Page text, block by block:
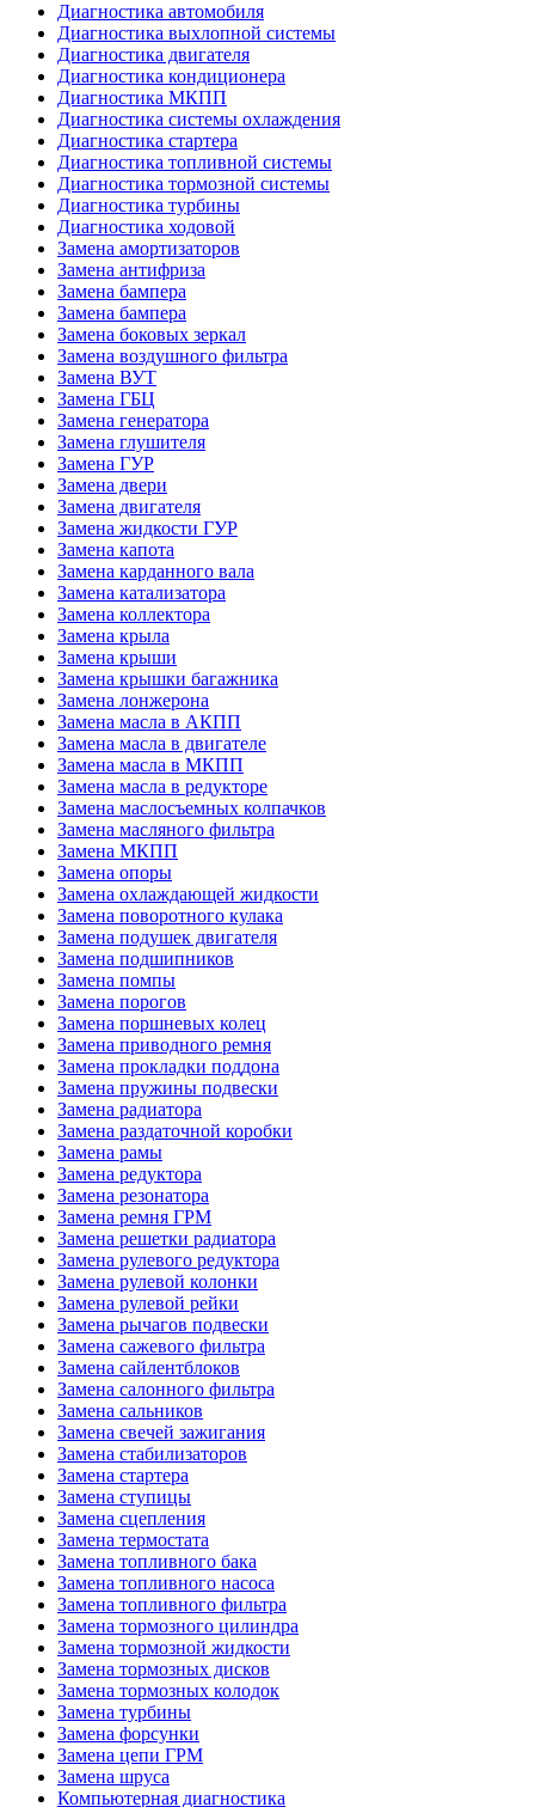
Диагностика автомобиля
Диагностика выхлопной системы
Диагностика двигателя
Диагностика кондиционера
Диагностика МКПП
Диагностика системы охлаждения
Диагностика стартера
Диагностика топливной системы
Диагностика тормозной системы
Диагностика турбины
Диагностика ходовой
Замена амортизаторов
Замена антифриза
Замена бампера
Замена бампера
Замена боковых зеркал
Замена воздушного фильтра
Замена ВУТ
Замена ГБЦ
Замена генератора
Замена глушителя
Замена ГУР
Замена двери
Замена двигателя
Замена жидкости ГУР
Замена капота
Замена карданного вала
Замена катализатора
Замена коллектора
Замена крыла
Замена крыши
Замена крышки багажника
Замена лонжерона
Замена масла в АКПП
Замена масла в двигателе
Замена масла в МКПП
Замена масла в редукторе
Замена маслосъемных колпачков
Замена масляного фильтра
Замена МКПП
Замена опоры
Замена охлаждающей жидкости
Замена поворотного кулака
Замена подушек двигателя
Замена подшипников
Замена помпы
Замена порогов
Замена поршневых колец
Замена приводного ремня
Замена прокладки поддона
Замена пружины подвески
Замена радиатора
Замена раздаточной коробки
Замена рамы
Замена редуктора
Замена резонатора
Замена ремня ГРМ
Замена решетки радиатора
Замена рулевого редуктора
Замена рулевой колонки
Замена рулевой рейки
Замена рычагов подвески
Замена сажевого фильтра
Замена сайлентблоков
Замена салонного фильтра
Замена сальников
Замена свечей зажигания
Замена стабилизаторов
Замена стартера
Замена ступицы
Замена сцепления
Замена термостата
Замена топливного бака
Замена топливного насоса
Замена топливного фильтра
Замена тормозного цилиндра
Замена тормозной жидкости
Замена тормозных дисков
Замена тормозных колодок
Замена турбины
Замена форсунки
Замена цепи ГРМ
Замена шруса
Компьютерная диагностика